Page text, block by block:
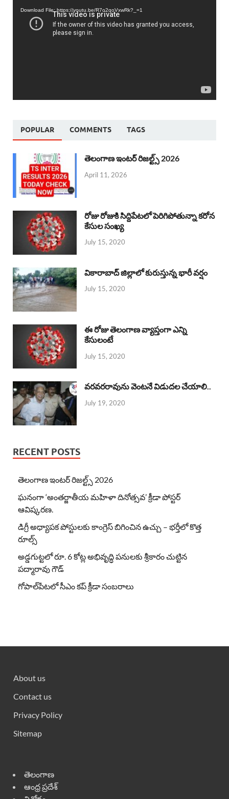
Download File: https://youtu.be/R7o2qoVxwRk?_=1
POPULAR COMMENTS TAGS
తెలంగాణ ఇంటర్ రిజల్ట్స్ 2026
April 11, 2026
రోజు రోజుకి సిద్దిపేటలో పెరిగిపోతున్నా కరోన
కేసుల సంఖ్య
July 15, 2020
వికారాబాద్ జిల్లాలో కురుస్తున్న భారీ వర్షం
July 15, 2020
ఈ రోజు తెలంగాణ వ్యాప్తంగా ఎన్ని
కేసులంటే
July 15, 2020
వరవరరావును వెంటనే విడుదల చేయాలి..
July 19, 2020
RECENT POSTS
తెలంగాణ ఇంటర్ రిజల్ట్స్ 2026
ఘనంగా ‘అంతర్జాతీయ మహిళా దినోత్సవ’ క్రీడా పోస్టర్
ఆవిష్కరణ.
డిగ్రీ అధ్యాపక పోస్టులకు కాంగ్రెస్ బిగించిన ఉచ్చు – భర్తీలో కొత్త
రూల్స్
అడ్డగుట్టలో రూ. 6 కోట్ల అభివృద్ధి పనులకు శ్రీకారం చుట్టిన
పద్మారావు గౌడ్
గోపాల్‌పేటలో సీఎం కప్ క్రీడా సంబరాలు
About us
Contact us
Privacy Policy
Sitemap
తెలంగాణ
ఆంధ్ర ప్రదేశ్